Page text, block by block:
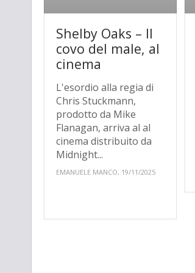
Shelby Oaks – Il
covo del male, al
cinema
L'esordio alla regia di
Chris Stuckmann,
prodotto da Mike
Flanagan, arriva al al
cinema distribuito da
Midnight...
EMANUELE MANCO, 19/11/2025